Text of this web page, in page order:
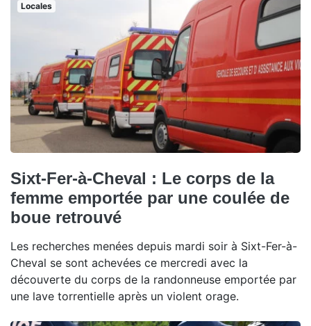
Locales
Sixt-Fer-à-Cheval : Le corps de la
femme emportée par une coulée de
boue retrouvé
Les recherches menées depuis mardi soir à Sixt-Fer-à-
Cheval se sont achevées ce mercredi avec la
découverte du corps de la randonneuse emportée par
une lave torrentielle après un violent orage.